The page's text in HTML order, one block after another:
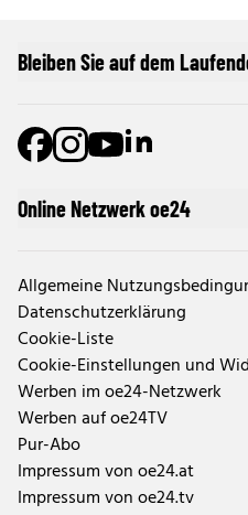
Online Netzwerk oe24
Allgemeine
Datenschutzerklärung
Cookie-Liste
Cookie-Einstellungen und
Werben im oe24-Netzwerk
Werben auf oe24TV
Pur-Abo
Impressum von oe24.at
Impressum von oe24.tv
Bleiben Sie auf dem